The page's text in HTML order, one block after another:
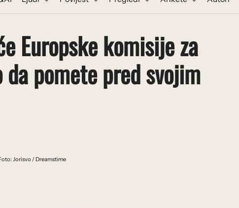
Europske komisije za
pomete pred svojim
Jorisvo / Dreamstime